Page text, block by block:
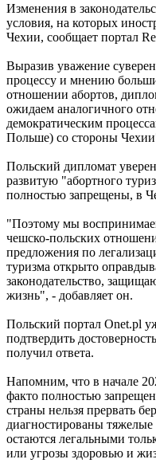
Изменения в
условия, на которых
Чехии, сообщает портал
Выразив уважение
процессу и мнению
отношении абортов,
ожидаем аналогичного
демократическим
Польше) со стороны
Польский дипломат
развитую "абортного
полностью запрещены, в
"Поэтому мы
чешско-польских
предложения по
туризма открыто
законодательство,
жизнь", - добавляет он.
Польский портал Onet.pl
подтвердить
получил ответа.
Напомним, что в начале
факто полностью
страны нельзя прервать
диагностированы
остаются легальными
или угрозы здоровью и